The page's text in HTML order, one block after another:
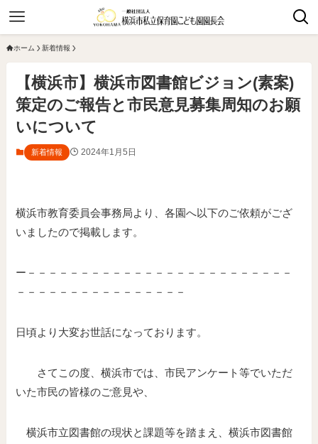
ホーム 新着情報
【横浜市】横浜市図書館ビジョン(素案)
策定のご報告と市民意見募集周知のお願
いについて
新着情報 2024年1月5日
横浜市教育委員会事務局より、各園へ以下のご依頼がござ
いましたので掲載します。
ー－－－－－－－－－－－－－－－－－－－－－－－－－
－－－－－－－－－－－－－－－－
日頃より大変お世話になっております。
さてこの度、横浜市では、市民アンケート等でいただ
いた市民の皆様のご意見や、
横浜市立図書館の現状と課題等を踏まえ、横浜市図書館